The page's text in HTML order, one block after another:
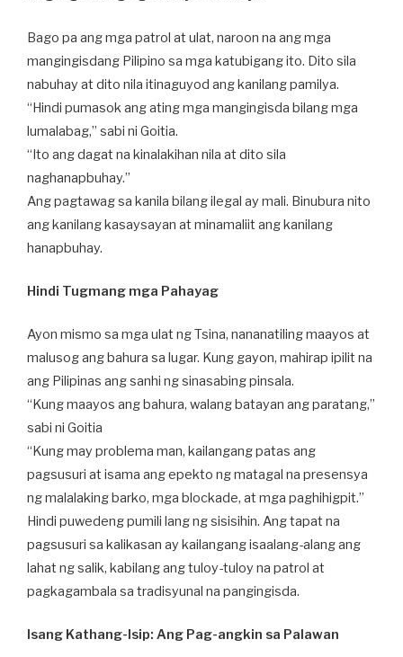
Bago pa ang mga patrol at ulat, naroon na ang mga
mangingisdang Pilipino sa mga katubigang ito. Dito sila
nabuhay at dito nila itinaguyod ang kanilang pamilya.
“Hindi pumasok ang ating mga mangingisda bilang mga
lumalabag,” sabi ni Goitia.
“Ito ang dagat na kinalakihan nila at dito sila
naghanapbuhay.”
Ang pagtawag sa kanila bilang ilegal ay mali. Binubura nito
ang kanilang kasaysayan at minamaliit ang kanilang
hanapbuhay.
Hindi Tugmang mga Pahayag
Ayon mismo sa mga ulat ng Tsina, nananatiling maayos at
malusog ang bahura sa lugar. Kung gayon, mahirap ipilit na
ang Pilipinas ang sanhi ng sinasabing pinsala.
“Kung maayos ang bahura, walang batayan ang paratang,”
sabi ni Goitia
“Kung may problema man, kailangang patas ang
pagsusuri at isama ang epekto ng matagal na presensya
ng malalaking barko, mga blockade, at mga paghihigpit.”
Hindi puwedeng pumili lang ng sisisihin. Ang tapat na
pagsusuri sa kalikasan ay kailangang isaalang-alang ang
lahat ng salik, kabilang ang tuloy-tuloy na patrol at
pagkagambala sa tradisyunal na pangingisda.
Isang Kathang-Isip: Ang Pag-angkin sa Palawan